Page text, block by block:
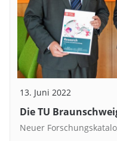
13. Juni 2022
Die TU
Neuer